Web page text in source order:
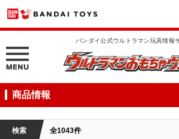
バンダイ公式ウルトラマン玩具情報
商品情報
検索 全1043件